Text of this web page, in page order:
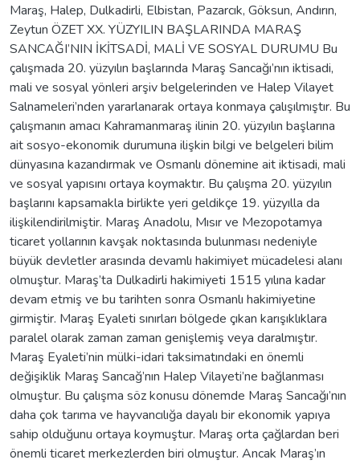
Maraş, Halep, Dulkadirli, Elbistan, Pazarcık, Göksun, Andırın,
Zeytun ÖZET XX. YÜZYILIN BAŞLARINDA MARAŞ
SANCAĞI’NIN İKİTSADİ, MALİ VE SOSYAL DURUMU Bu
çalışmada 20. yüzyılın başlarında Maraş Sancağı’nın iktisadi,
mali ve sosyal yönleri arşiv belgelerinden ve Halep Vilayet
Salnameleri’nden yararlanarak ortaya konmaya çalışılmıştır. Bu
çalışmanın amacı Kahramanmaraş ilinin 20. yüzyılın başlarına
ait sosyo-ekonomik durumuna ilişkin bilgi ve belgeleri bilim
dünyasına kazandırmak ve Osmanlı dönemine ait iktisadi, mali
ve sosyal yapısını ortaya koymaktır. Bu çalışma 20. yüzyılın
başlarını kapsamakla birlikte yeri geldikçe 19. yüzyılla da
ilişkilendirilmiştir. Maraş Anadolu, Mısır ve Mezopotamya
ticaret yollarının kavşak noktasında bulunması nedeniyle
büyük devletler arasında devamlı hakimiyet mücadelesi alanı
olmuştur. Maraş’ta Dulkadirli hakimiyeti 1515 yılına kadar
devam etmiş ve bu tarihten sonra Osmanlı hakimiyetine
girmiştir. Maraş Eyaleti sınırları bölgede çıkan karışıklıklara
paralel olarak zaman zaman genişlemiş veya daralmıştır.
Maraş Eyaleti’nin mülki-idari taksimatındaki en önemli
değişiklik Maraş Sancağ’nın Halep Vilayeti’ne bağlanması
olmuştur. Bu çalışma söz konusu dönemde Maraş Sancağı’nın
daha çok tarıma ve hayvancılığa dayalı bir ekonomik yapıya
sahip olduğunu ortaya koymuştur. Maraş orta çağlardan beri
önemli ticaret merkezlerden biri olmuştur. Ancak Maraş’ın